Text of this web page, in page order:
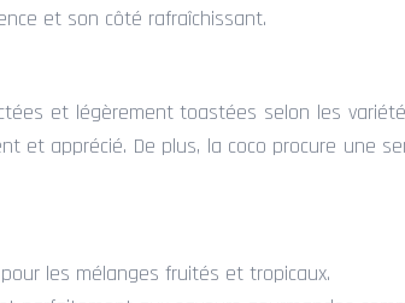
et son côté rafraîchissant.
et légèrement toastées selon les
apprécié. De plus, la coco procure une
les mélanges fruités et tropicaux.